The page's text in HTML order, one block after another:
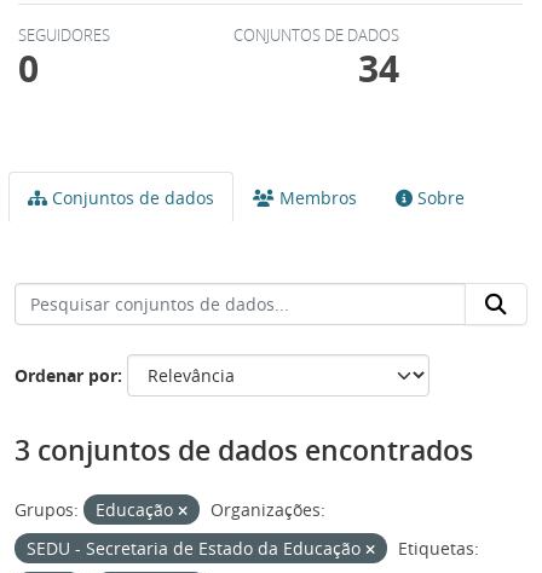
SEGUIDORES
0
CONJUNTOS DE DADOS
34
Conjuntos de dados Membros Sobre
Ordenar por
3 conjuntos de dados encontrados
Grupos: Educação
Organizações:
SEDU - Secretaria de Estado da Educação
Etiquetas: